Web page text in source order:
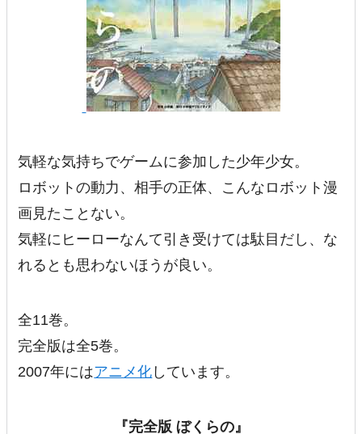
気軽な気持ちでゲームに参加した少年少女。
ロボットの動力、相手の正体、こんなロボット漫
画見たことない。
気軽にヒーローなんて引き受けては駄目だし、な
れるとも思わないほうが良い。
全11巻。
完全版は全5巻。
2007年にはアニメ化 しています。
『完全版 ぼくらの』